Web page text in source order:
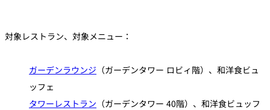
対象レストラン、対象メニュー：
ガーデンラウンジ （ガーデンタワー ロビィ階）、和洋食ビュ
ッフェ
タワーレストラン （ガーデンタワー 40階）、和洋食ビュッフ